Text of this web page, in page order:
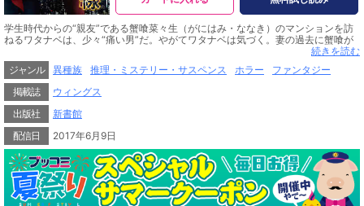
学生時代からの“親友”である蟹喰菜々生（がにはみ・ななき）のマンションを訪
ねるワタナベは、少々“痛い男”だ。やがてワタナベは気づく。妻の過去に蟹喰が
いたことを……!? 不条理と必然が織りなす悲痛な物語の果てにあるのは、凄惨な
絶望か、生きる勇気か……。表題作「非怪奇前線」＋後日譚「非怪奇前線 The Aft
er」のほか、1998年発表の幻の短編「きりんは月を食べる夢を見るか」を収録。
続きを読む
ジャンル
異種族 推理・ミステリー・サスペンス ホラー
ファンタジー
掲載誌
ウィングス
出版社
新書館
配信日
2017年6月9日